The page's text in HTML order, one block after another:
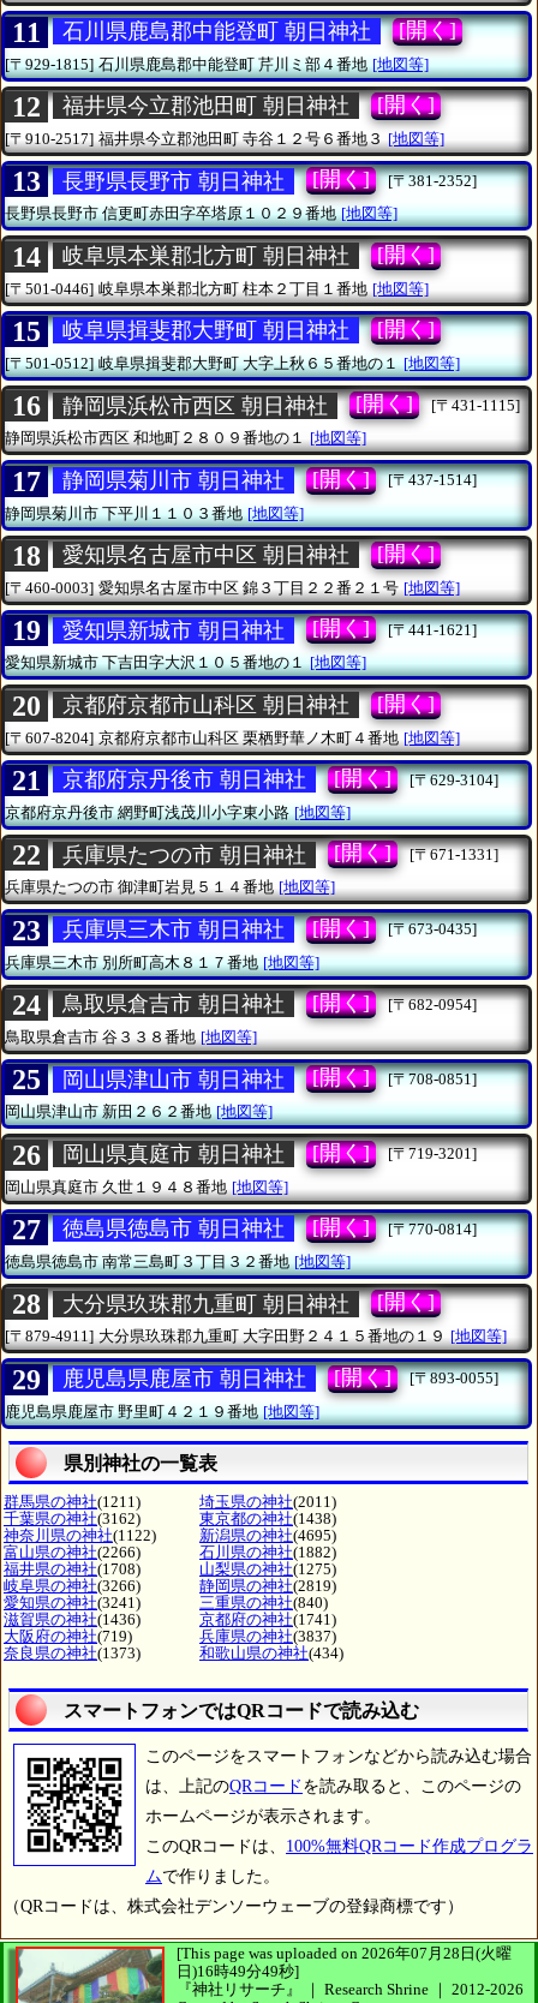
11 石川県鹿島郡中能登町 朝日神社 [開く]
[〒929-1815] 石川県鹿島郡中能登町芹川ミ部４番地 [地図等]
12 福井県今立郡池田町 朝日神社 [開く]
[〒910-2517] 福井県今立郡池田町 寺谷１２号６番地３ [地図等]
13 長野県長野市 朝日神社 [開く]
[〒381-2352]
長野県長野市信更町赤田字卒塔原１０２９番地 [地図等]
14 岐阜県本巣郡北方町 朝日神社 [開く]
[〒501-0446] 岐阜県本巣郡北方町 柱本２丁目１番地 [地図等]
15 岐阜県揖斐郡大野町 朝日神社 [開く]
[〒501-0512] 岐阜県揖斐郡大野町大字上秋６５番地の１ [地図等]
16 静岡県浜松市西区 朝日神社 [開く]
[〒431-1115]
静岡県浜松市西区和地町２８０９番地の１ [地図等]
17 静岡県菊川市 朝日神社 [開く]
[〒437-1514]
静岡県菊川市下平川１１０３番地 [地図等]
18 愛知県名古屋市中区 朝日神社 [開く]
[〒460-0003] 愛知県名古屋市中区 錦３丁目２２番２１号 [地図等]
19 愛知県新城市 朝日神社 [開く]
[〒441-1621]
愛知県新城市下吉田字大沢１０５番地の１ [地図等]
20 京都府京都市山科区 朝日神社 [開く]
[〒607-8204] 京都府京都市山科区 栗栖野華ノ木町４番地 [地図等]
21 京都府京丹後市 朝日神社 [開く]
[〒629-3104]
京都府京丹後市網野町浅茂川小字東小路 [地図等]
22 兵庫県たつの市 朝日神社 [開く]
[〒671-1331]
兵庫県たつの市御津町岩見５１４番地 [地図等]
23 兵庫県三木市 朝日神社 [開く]
[〒673-0435]
兵庫県三木市別所町高木８１７番地 [地図等]
24 鳥取県倉吉市 朝日神社 [開く]
[〒682-0954]
鳥取県倉吉市 谷３３８番地 [地図等]
25 岡山県津山市 朝日神社 [開く]
[〒708-0851]
岡山県津山市新田２６２番地 [地図等]
26 岡山県真庭市 朝日神社 [開く]
[〒719-3201]
岡山県真庭市 久世１９４８番地 [地図等]
27 徳島県徳島市 朝日神社 [開く]
[〒770-0814]
徳島県徳島市南常三島町３丁目３２番地 [地図等]
28 大分県玖珠郡九重町 朝日神社 [開く]
[〒879-4911] 大分県玖珠郡九重町大字田野２４１５番地の１９ [地図等]
29 鹿児島県鹿屋市 朝日神社 [開く]
[〒893-0055]
鹿児島県鹿屋市野里町４２１９番地 [地図等]
県別神社の一覧表
群馬県の神社(1211) 埼玉県の神社(2011)
千葉県の神社(3162) 東京都の神社(1438)
神奈川県の神社(1122) 新潟県の神社(4695)
富山県の神社(2266) 石川県の神社(1882)
福井県の神社(1708) 山梨県の神社(1275)
岐阜県の神社(3266) 静岡県の神社(2819)
愛知県の神社(3241) 三重県の神社(840)
滋賀県の神社(1436) 京都府の神社(1741)
大阪府の神社(719) 兵庫県の神社(3837)
奈良県の神社(1373) 和歌山県の神社(434)
スマートフォンではQRコードで読み込む
このページをスマートフォンなどから読み込む場合
は、上記のQRコード を読み取ると、このページの
ホームページが表示されます。
このQRコードは、 100%無料QRコード作成プログラ
ムで作りました。
（QRコードは、株式会社デンソーウェーブの登録商標です）
[This page was uploaded on 2026年07月28日(火曜
日)16時49分49秒]
『神社リサーチ』 ｜ Research Shrine ｜ 2012-2026